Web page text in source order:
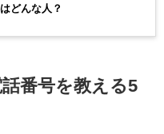
どんな人？
話番号を教える5